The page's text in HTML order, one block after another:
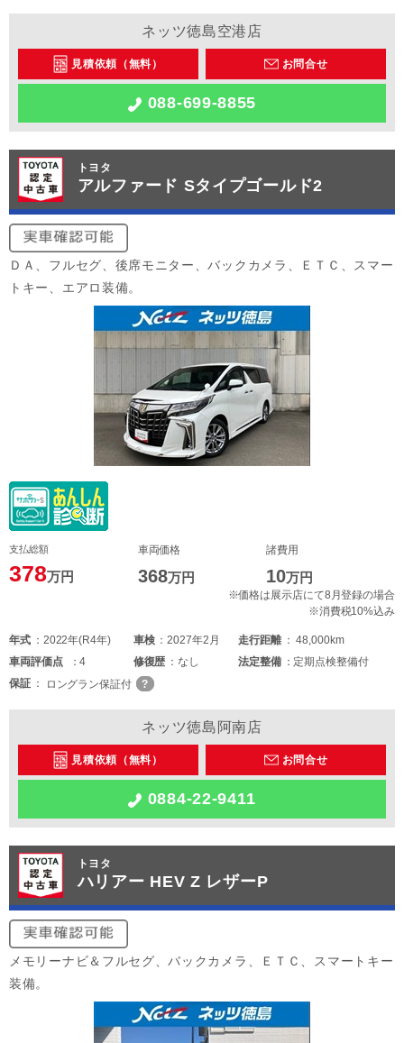
ネッツ徳島空港店
見積依頼（無料） お問合せ
088-699-8855
トヨタ
アルファード Sタイプゴールド2
ＤＡ、フルセグ、後席モニター、バックカメラ、ＥＴＣ、スマー
トキー、エアロ装備。
支払総額
378万円
車両価格
368万円
諸費用
10万円
※価格は展示店にて8月登録の場合
※消費税10%込み
年式 2022年(R4年) 車検 2027年2月 走行距離
48,000km
車両評価点 4 修復歴 なし 法定整備
定期点検整備付
保証
ロングラン保証付
ネッツ徳島阿南店
見積依頼（無料） お問合せ
0884-22-9411
トヨタ
ハリアー HEV Z レザーP
メモリーナビ＆フルセグ、バックカメラ、ＥＴＣ、スマートキー
装備。